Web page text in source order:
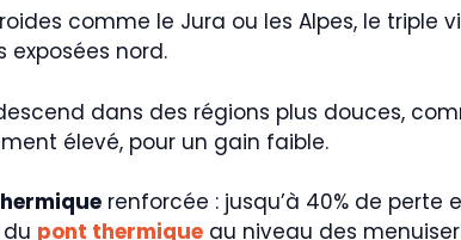
comme le Jura ou les Alpes, le
exposées nord.
dans des régions plus douces,
élevé, pour un gain faible.
renforcée : jusqu’à 40% de perte
pont thermique au niveau des